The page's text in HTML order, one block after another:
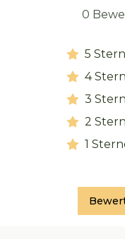
0
5
4
3
2
1